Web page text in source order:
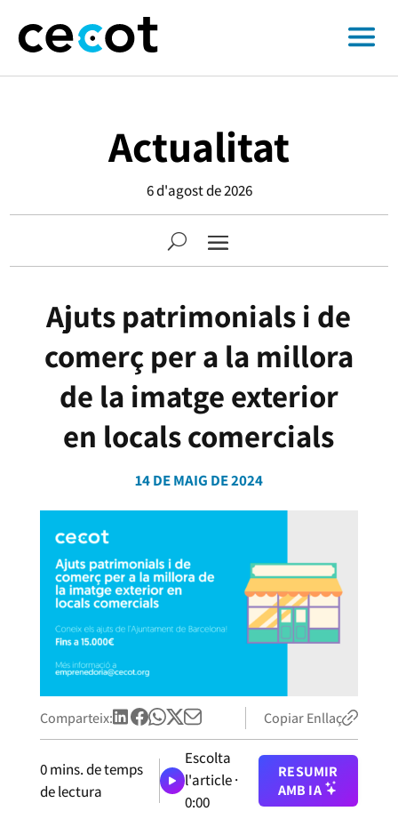
Actualitat
6 d'agost de 2026
Ajuts patrimonials i de
comerç per a la millora
de la imatge exterior
en locals comercials
14 DE MAIG DE 2024
Comparteix: Copiar Enllaç
0mins. de temps
de lectura
Escolta
l'article ·
0:00
RESUMIR
AMB IA